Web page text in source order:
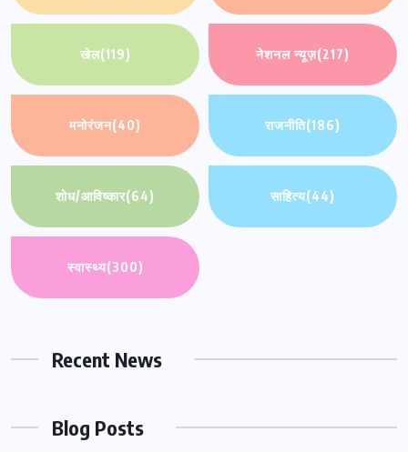
खेल(119) नेशनल न्यूज़(217)
मनोरंजन(40) राजनीति(186)
शोध/आविष्कार(64) साहित्य(44)
स्वास्थ्य(300)
Recent News
Blog Posts